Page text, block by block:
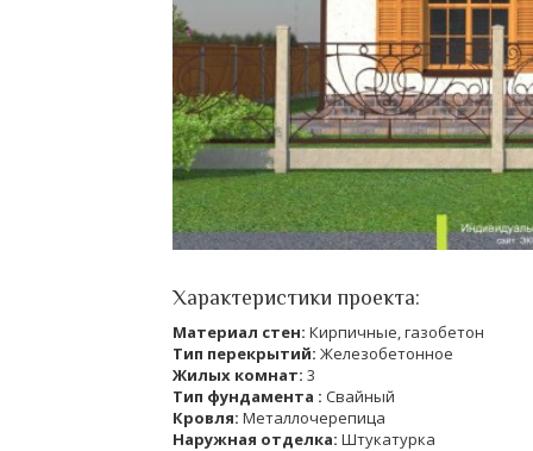
Характеристики проекта:
Материал стен: Кирпичные, газобетон
Тип перекрытий: Железобетонное
Жилых комнат: 3
Тип фундамента : Свайный
Кровля: Металлочерепица
Наружная отделка: Штукатурка